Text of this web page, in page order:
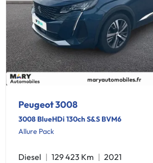
Peugeot 3008
3008 BlueHDi 130ch S&S BVM6
Allure Pack
Diesel 129 423 Km
2021